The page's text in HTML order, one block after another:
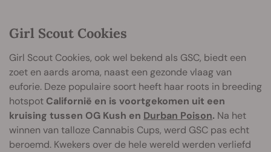
Girl Scout Cookies
Girl Scout Cookies, ook wel bekend als GSC, biedt een
zoet en aards aroma, naast een gezonde vlaag van
euforie. Deze populaire soort heeft haar roots in breeding
hotspot Californië en is voortgekomen uit een
kruising tussen OG Kush en Durban Poison. Na het
winnen van talloze Cannabis Cups, werd GSC pas echt
beroemd. Kwekers over de hele wereld werden verliefd